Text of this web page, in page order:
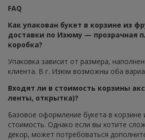
FAQ
Как упакован букет в корзине из
доставки по Изюму — прозрачная
коробка?
Упаковка зависит от размера,
клиента. В г. Изюм возможны оба
Входят ли в стоимость корзины
ленты, открытка)?
Базовое оформление букета в корзине
стоимость. Однако если вы хотите
декор, может потребоваться